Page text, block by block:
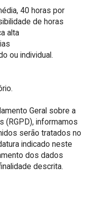
40 horas por
de horas
alta
ou individual.
Geral sobre a
(RGPD), informamos
serão tratados no
indicado neste
dos dados
descrita.